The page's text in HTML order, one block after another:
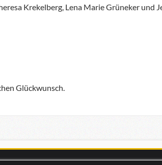
Krekelberg, Lena Marie Grüneker und
Glückwunsch.